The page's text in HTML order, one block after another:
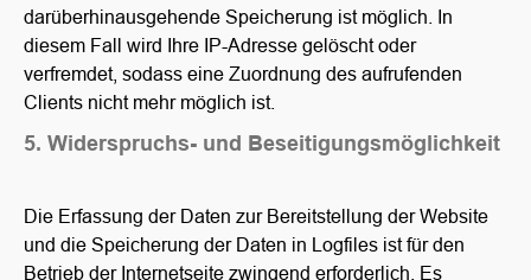
darüberhinausgehende Speicherung ist möglich. In
diesem Fall wird Ihre IP-Adresse gelöscht oder
verfremdet, sodass eine Zuordnung des aufrufenden
Clients nicht mehr möglich ist.
5. Widerspruchs- und Beseitigungsmöglichkeit
Die Erfassung der Daten zur Bereitstellung der Website
und die Speicherung der Daten in Logfiles ist für den
Betrieb der Internetseite zwingend erforderlich. Es